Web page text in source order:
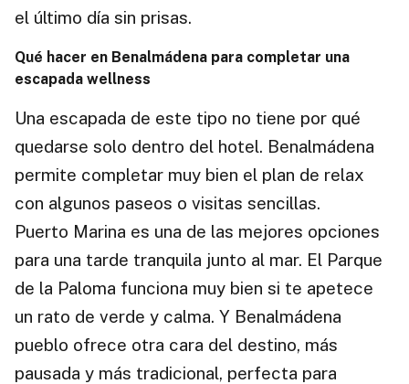
el último día sin prisas.
Qué hacer en Benalmádena para completar una
escapada wellness
Una escapada de este tipo no tiene por qué
quedarse solo dentro del hotel. Benalmádena
permite completar muy bien el plan de relax
con algunos paseos o visitas sencillas.
Puerto Marina es una de las mejores opciones
para una tarde tranquila junto al mar. El Parque
de la Paloma funciona muy bien si te apetece
un rato de verde y calma. Y Benalmádena
pueblo ofrece otra cara del destino, más
pausada y más tradicional, perfecta para